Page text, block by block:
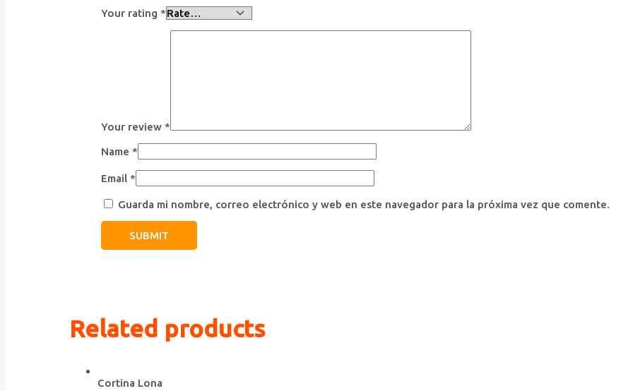
Your rating *
Your review *
Name *
Email *
Guarda mi nombre, correo electrónico y web en este navegador para la próxima vez que comente.
Related products
Cortina Lona